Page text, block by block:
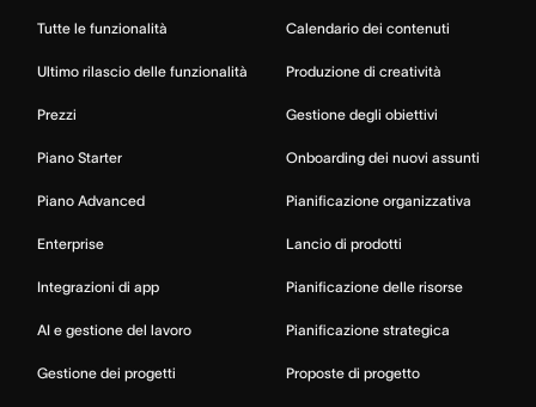
Tutte le funzionalità
Ultimo rilascio delle funzionalità
Prezzi
Piano Starter
Piano Advanced
Enterprise
Integrazioni di app
AI e gestione del lavoro
Gestione dei progetti
Calendario dei contenuti
Produzione di creatività
Gestione degli obiettivi
Onboarding dei nuovi assunti
Pianificazione organizzativa
Lancio di prodotti
Pianificazione delle risorse
Pianificazione strategica
Proposte di progetto